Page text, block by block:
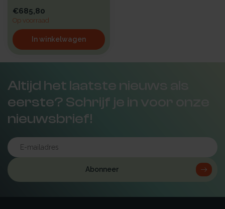
€685,80
Op voorraad
In winkelwagen
Altijd het laatste nieuws als
eerste? Schrijf je in voor onze
nieuwsbrief!
Abonneer